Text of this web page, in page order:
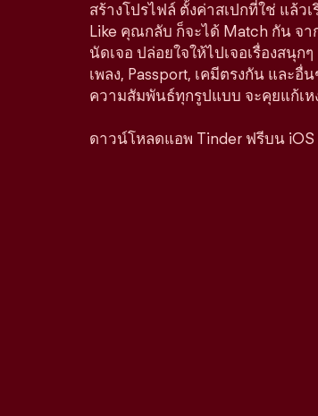
สร้างโปรไฟล์ ตั้งค่าสเปกที่ใช่ แล้ว
Like คุณกลับ ก็จะได้ Match กัน จ
นัดเจอ ปล่อยใจให้ไปเจอเรื่องสนุก
เพลง, Passport, เคมีตรงกัน และอื่
ความสัมพันธ์ทุกรูปแบบ จะคุยแก้เ
ดาวน์โหลดแอพ Tinder ฟรีบน iOS